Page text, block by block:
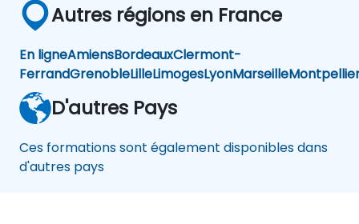
Autres régions en France
En ligneAmiensBordeauxClermont-
FerrandGrenobleLilleLimogesLyonMarseille
D'autres Pays
Ces formations sont également disponibles dans
d'autres pays